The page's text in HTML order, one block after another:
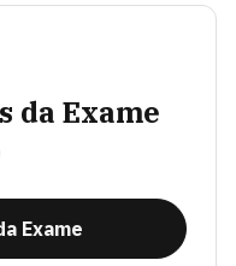
da Exame
Exame